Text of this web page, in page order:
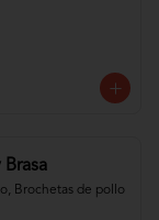
Brasa
Brochetas de pollo